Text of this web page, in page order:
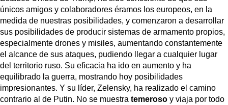
únicos amigos y colaboradores éramos los europeos, en la
medida de nuestras posibilidades, y comenzaron a desarrollar
sus posibilidades de producir sistemas de armamento propios,
especialmente drones y misiles, aumentando constantemente
el alcance de sus ataques, pudiendo llegar a cualquier lugar
del territorio ruso. Su eficacia ha ido en aumento y ha
equilibrado la guerra, mostrando hoy posibilidades
impresionantes. Y su líder, Zelensky, ha realizado el camino
contrario al de Putin. No se muestra temeroso y viaja por todo